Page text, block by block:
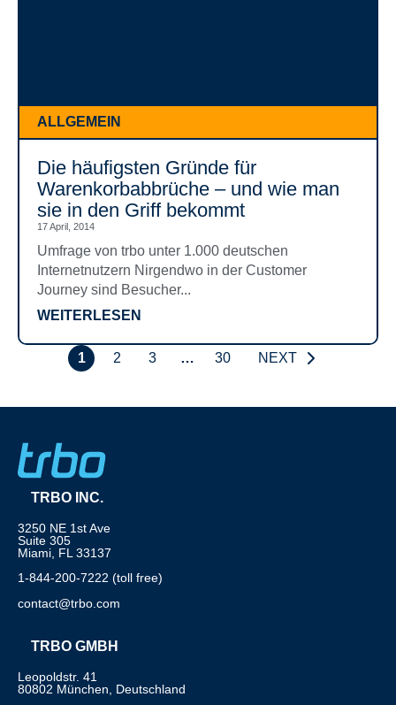
ALLGEMEIN
Die häufigsten Gründe für
Warenkorbabbrüche – und wie man
sie in den Griff bekommt
17 April, 2014
Umfrage von trbo unter 1.000 deutschen
Internetnutzern Nirgendwo in der Customer
Journey sind Besucher...
WEITERLESEN
1 2 3 … 30 NEXT
TRBO INC.
3250 NE 1st Ave
Suite 305
Miami, FL 33137
1-844-200-7222 (toll free)
contact@trbo.com
TRBO GMBH
Leopoldstr. 41
80802 München, Deutschland